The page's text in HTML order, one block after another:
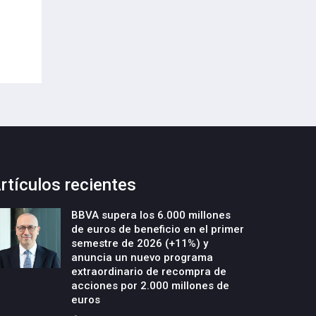
recientes
BBVA supera los 6.000 millones
de euros de beneficio en el primer
semestre de 2026 (+11%) y
anuncia un nuevo programa
extraordinario de recompra de
acciones por 2.000 millones de
euros